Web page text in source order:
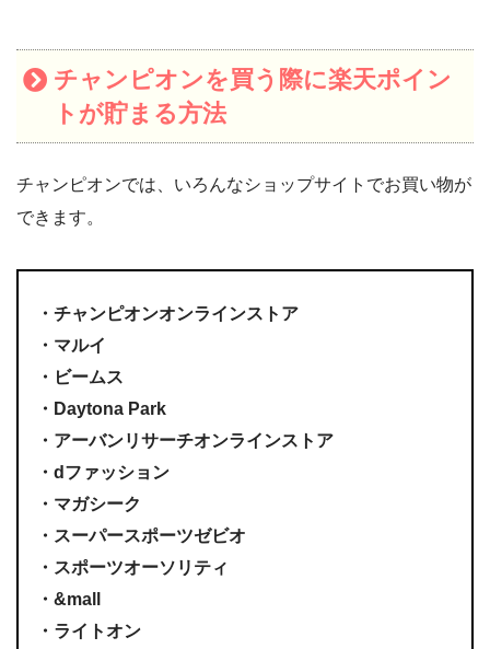
チャンピオンを買う際に楽天ポイン
トが貯まる方法
チャンピオンでは、いろんなショップサイトでお買い物が
できます。
・チャンピオンオンラインストア
・マルイ
・ビームス
・Daytona Park
・アーバンリサーチオンラインストア
・dファッション
・マガシーク
・スーパースポーツゼビオ
・スポーツオーソリティ
・&mall
・ライトオン